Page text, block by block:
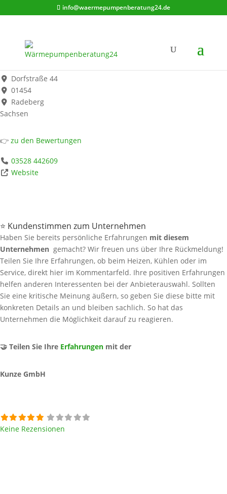
info@waermepumpenberatung24.de
Kunze GmbH
Werbung*
Dorfstraße 44
01454
Radeberg
Sachsen
👉 zu den Bewertungen
03528 442609
Website
⭐ Kundenstimmen zum Unternehmen
Haben Sie bereits persönliche Erfahrungen mit diesem
Unternehmen gemacht? Wir freuen uns über Ihre Rückmeldung!
Teilen Sie Ihre Erfahrungen, ob beim Heizen, Kühlen oder im
Service, direkt hier im Kommentarfeld. Ihre positiven Erfahrungen
helfen anderen Interessenten bei der Anbieterauswahl. Sollten
Sie eine kritische Meinung äußern, so geben Sie diese bitte mit
konkreten Details an und bleiben sachlich. So hat das
Unternehmen die Möglichkeit darauf zu reagieren.
🤝 Teilen Sie Ihre Erfahrungen mit der
Kunze GmbH
Keine Rezensionen